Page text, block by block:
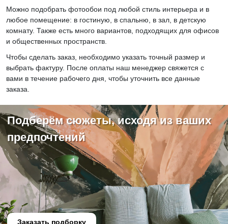
Можно подобрать фотообои под любой стиль интерьера и в
любое помещение: в гостиную, в спальню, в зал, в детскую
комнату. Также есть много вариантов, подходящих для офисов
и общественных пространств.
Чтобы сделать заказ, необходимо указать точный размер и
выбрать фактуру. После оплаты наш менеджер свяжется с
вами в течение рабочего дня, чтобы уточнить все данные
заказа.
Подберём сюжеты, исходя из ваших
предпочтений
Заказать подборку